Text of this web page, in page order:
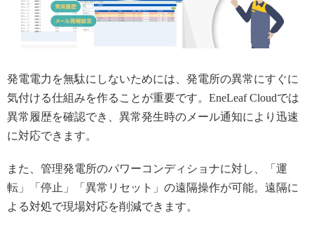
発電電力を無駄にしないためには、発電所の異常にすぐに
気付ける仕組みを作ることが重要です。EneLeaf Cloudでは
異常履歴を確認でき、異常発生時のメール通知により迅速
に対応できます。
また、管理発電所のパワーコンディショナに対し、「運
転」「停止」「異常リセット」の遠隔操作が可能。遠隔に
よる対処で現場対応を削減できます。